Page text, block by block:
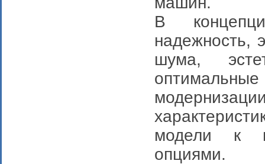
В
надежность,
шума,
модели к
опциями.